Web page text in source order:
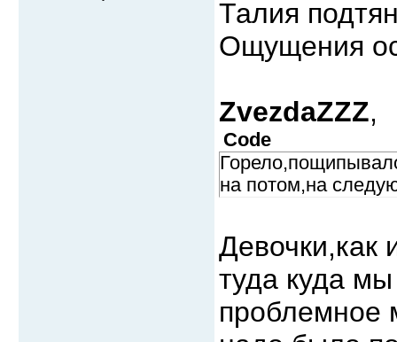
Талия
Ощущения
ZvezdaZZZ,
Code
на потом,на
Девочки,как
туда куда
проблемное